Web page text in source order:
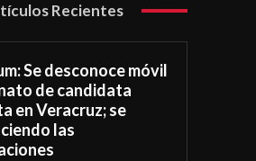
Recientes
Se desconoce móvil
de candidata
en Veracruz; se
las